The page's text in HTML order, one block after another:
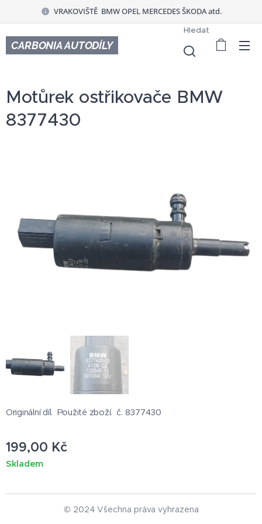
VRAKOVIŠTĚ BMW OPEL MERCEDES ŠKODA atd.
CARBONIA AUTODÍLY
Hledat
Motůrek ostřikovače BMW
8377430
Originální díl. Použité zboží. č. 8377430
199,00 Kč
Skladem
© 2024 Všechna práva vyhrazena